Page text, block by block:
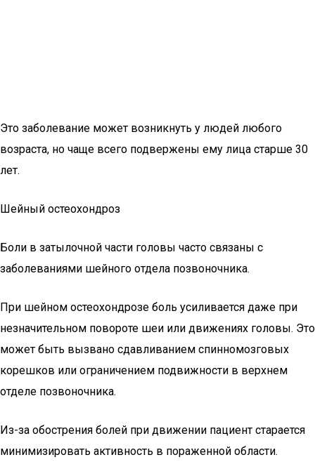
Это заболевание может возникнуть у людей любого
возраста, но чаще всего подвержены ему лица старше 30
лет.
Шейный остеохондроз
Боли в затылочной части головы часто связаны с
заболеваниями шейного отдела позвоночника.
При шейном остеохондрозе боль усиливается даже при
незначительном повороте шеи или движениях головы. Это
может быть вызвано сдавливанием спинномозговых
корешков или ограничением подвижности в верхнем
отделе позвоночника.
Из-за обострения болей при движении пациент старается
минимизировать активность в пораженной области.